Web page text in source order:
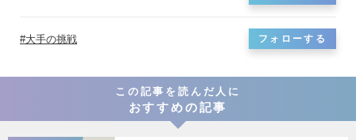
大手の挑戦 フォローする
この記事を読んだ人に
おすすめの記事